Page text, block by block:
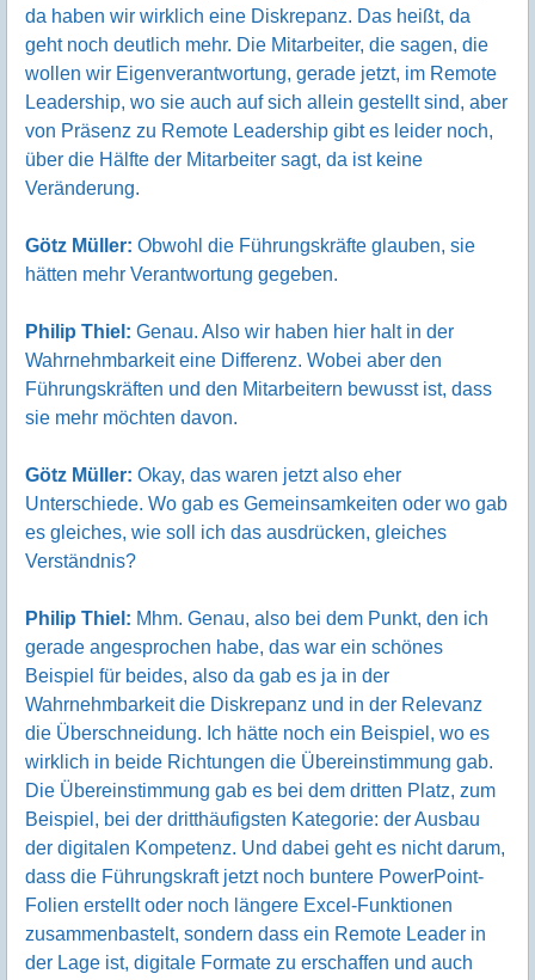
da haben wir wirklich eine Diskrepanz. Das heißt, da
geht noch deutlich mehr. Die Mitarbeiter, die sagen, die
wollen wir Eigenverantwortung, gerade jetzt, im Remote
Leadership, wo sie auch auf sich allein gestellt sind, aber
von Präsenz zu Remote Leadership gibt es leider noch,
über die Hälfte der Mitarbeiter sagt, da ist keine
Veränderung.
Götz Müller: Obwohl die Führungskräfte glauben, sie
hätten mehr Verantwortung gegeben.
Philip Thiel: Genau. Also wir haben hier halt in der
Wahrnehmbarkeit eine Differenz. Wobei aber den
Führungskräften und den Mitarbeitern bewusst ist, dass
sie mehr möchten davon.
Götz Müller: Okay, das waren jetzt also eher
Unterschiede. Wo gab es Gemeinsamkeiten oder wo gab
es gleiches, wie soll ich das ausdrücken, gleiches
Verständnis?
Philip Thiel: Mhm. Genau, also bei dem Punkt, den ich
gerade angesprochen habe, das war ein schönes
Beispiel für beides, also da gab es ja in der
Wahrnehmbarkeit die Diskrepanz und in der Relevanz
die Überschneidung. Ich hätte noch ein Beispiel, wo es
wirklich in beide Richtungen die Übereinstimmung gab.
Die Übereinstimmung gab es bei dem dritten Platz, zum
Beispiel, bei der dritthäufigsten Kategorie: der Ausbau
der digitalen Kompetenz. Und dabei geht es nicht darum,
dass die Führungskraft jetzt noch buntere PowerPoint-
Folien erstellt oder noch längere Excel-Funktionen
zusammenbastelt, sondern dass ein Remote Leader in
der Lage ist, digitale Formate zu erschaffen und auch